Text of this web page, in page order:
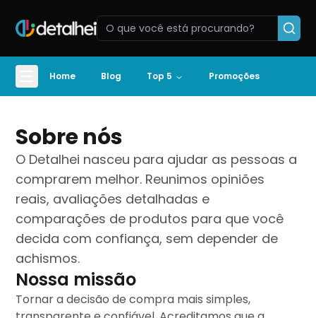
Home Blog Top 5 Promoções
Sobre nós
O Detalhei nasceu para ajudar as pessoas a
comprarem melhor. Reunimos opiniões
reais, avaliações detalhadas e
comparações de produtos para que você
decida com confiança, sem depender de
achismos.
Nossa missão
Tornar a decisão de compra mais simples,